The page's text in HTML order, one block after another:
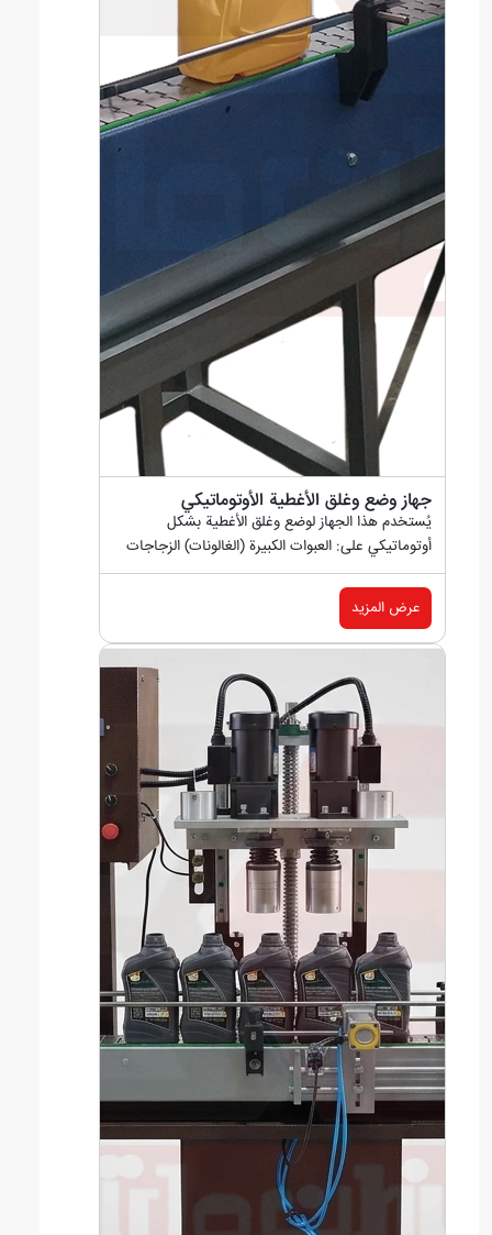
جهاز وضع وغلق الأغطية الأوتوماتيكي
يُستخدم هذا الجهاز لوضع وغلق الأغطية بشكل
أوتوماتيكي على: العبوات الكبيرة (الغالونات) الزجاجات
بمختلف السعات...
عرض المزيد